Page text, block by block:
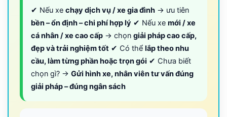
✔ Nếu xe chạy dịch vụ / xe gia đình → ưu tiên
bền – ổn định – chi phí hợp lý ✔ Nếu xe mới / xe
cá nhân / xe cao cấp → chọn giải pháp cao cấp,
đẹp và trải nghiệm tốt ✔ Có thể lắp theo nhu
cầu, làm từng phần hoặc trọn gói ✔ Chưa biết
chọn gì? → Gửi hình xe, nhân viên tư vấn đúng
giải pháp – đúng ngân sách